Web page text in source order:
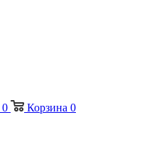
0 Корзина 0